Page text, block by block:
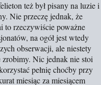
też był pisany na luzie i
Nie przeczę jednak, że
to rzeczywiście poważne
na ogół jest wtedy
obserwacji, ale niestety
Nic jednak nie stoi
pełnię choćby przy
miesiąc za miesiącem